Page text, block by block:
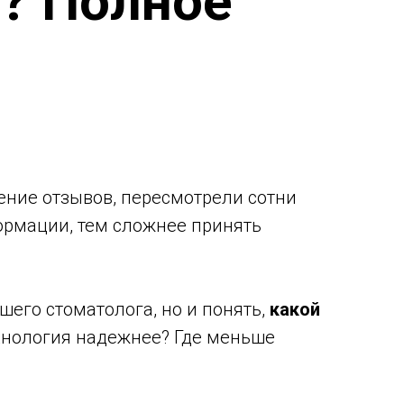
отзывов, пересмотрели сотни
тем сложнее принять
стоматолога, но и понять, какой
надежнее? Где меньше